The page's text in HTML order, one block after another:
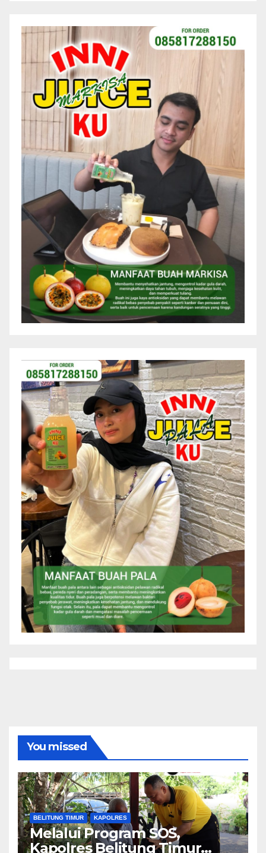
You missed
BELITUNG TIMUR KAPOLRES
Melalui Program SOS,
Kapolres Belitung Timur